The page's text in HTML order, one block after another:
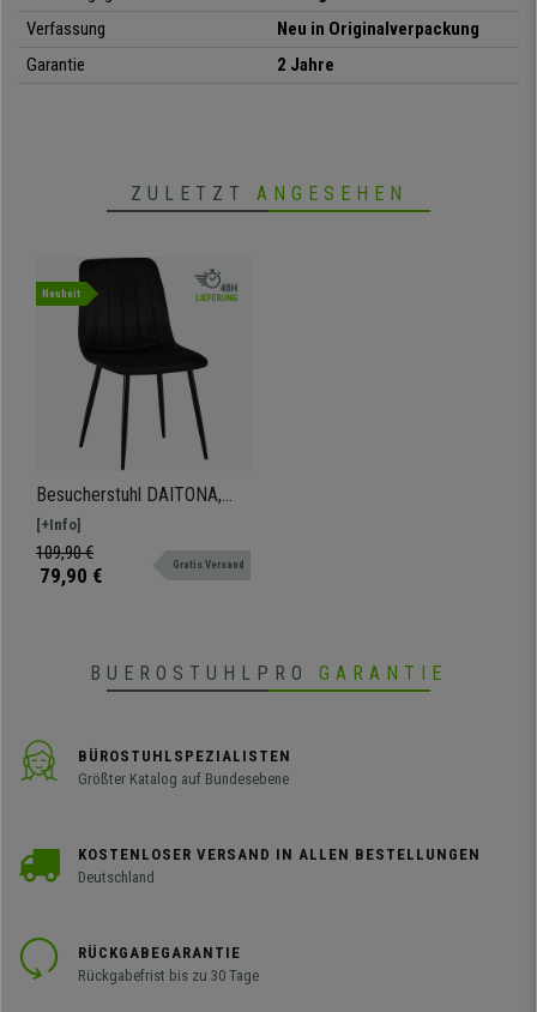
Verfassung
Neu in Originalverpackung
Garantie
2 Jahre
ZULETZT ANGESEHEN
Neuheit
Besucherstuhl DAITONA,
bequem und modern, aus
Samt, Schwarz
[+Info]
109,90 €
79,90 € Gratis Versand
BUEROSTUHLPRO GARANTIE
BÜROSTUHLSPEZIALISTEN
Größter Katalog auf Bundesebene
KOSTENLOSER VERSAND IN ALLEN BESTELLUNGEN
Deutschland
RÜCKGABEGARANTIE
Rückgabefrist bis zu 30 Tage